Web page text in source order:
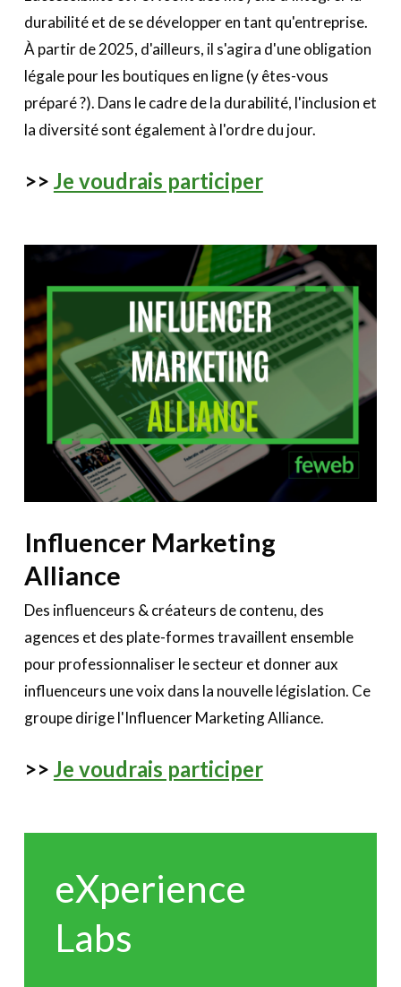
durabilité et de se développer en tant qu'entreprise.
À partir de 2025, d'ailleurs, il s'agira d'une obligation
légale pour les boutiques en ligne (y êtes-vous
préparé ?). Dans le cadre de la durabilité, l'inclusion et
la diversité sont également à l'ordre du jour.
>> Je voudrais participer
Influencer Marketing
Alliance
Des influenceurs & créateurs de contenu, des
agences et des plate-formes travaillent ensemble
pour professionnaliser le secteur et donner aux
influenceurs une voix dans la nouvelle législation. Ce
groupe dirige l'Influencer Marketing Alliance.
>> Je voudrais participer
eXperience
Labs